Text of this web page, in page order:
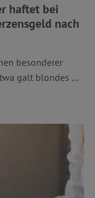
haftet bei
nach
besonderer
galt blondes ...